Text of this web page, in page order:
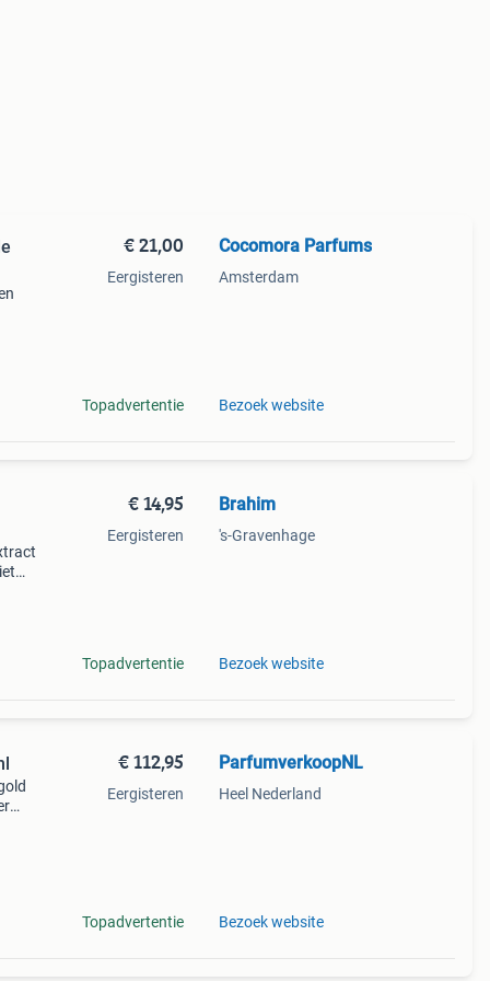
€ 21,00
Eergisteren
Topadvertentie
Cocomora Parfums
Amsterdam
Bezoek website
€ 14,95
Eergisteren
Topadvertentie
Brahim
's-Gravenhage
Bezoek website
€ 112,95
Eergisteren
Topadvertentie
ParfumverkoopNL
Heel Nederland
Bezoek website